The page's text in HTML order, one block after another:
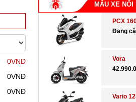
0VNĐ
0VNĐ
0VNĐ
MẪU XE NỔI
PCX
Đang
Vora
Vario